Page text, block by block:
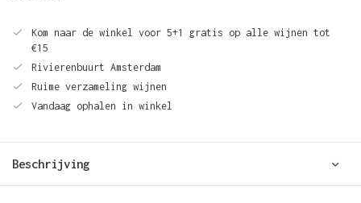
Kom naar de winkel voor 5+1 gratis op alle wijnen tot
€15
Rivierenbuurt Amsterdam
Ruime verzameling wijnen
Vandaag ophalen in winkel
Beschrijving